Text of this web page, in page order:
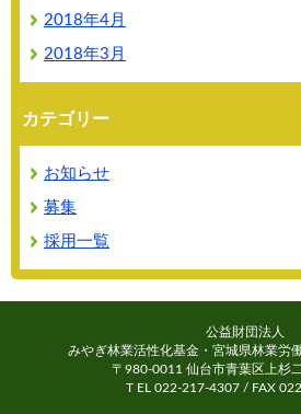
2018年4月
2018年3月
カテゴリー
お知らせ
募集
採用一覧
公益財団法人
みやぎ林業活性化基金・宮城県林業労
〒980-0011 仙台市青葉区上杉
T EL 022-217-4307 / FAX